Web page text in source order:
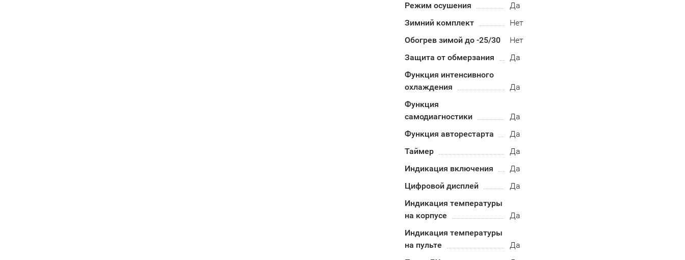
Режим осушения
Да
Зимний комплект
Нет
Обогрев зимой до -25/30
Нет
Защита от обмерзания
Да
Функция интенсивного
охлаждения
Да
Функция
самодиагностики
Да
Функция авторестарта
Да
Таймер
Да
Индикация включения
Да
Цифровой дисплей
Да
Индикация температуры
на корпусе
Да
Индикация температуры
на пульте
Да